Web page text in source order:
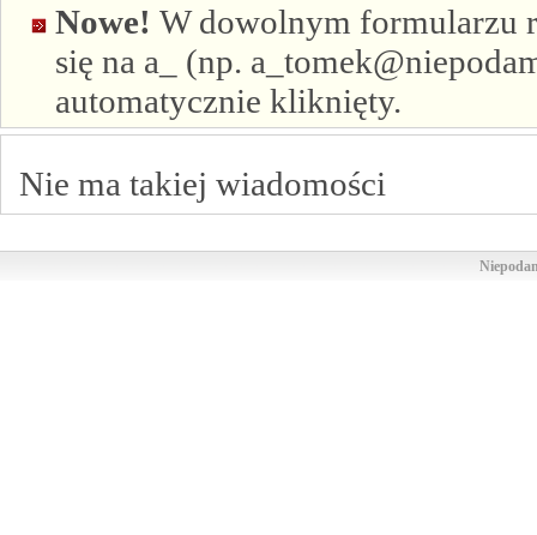
Nowe! W dowolnym formularzu
się na a_ (np.
automatycznie kliknięty.
Nie ma takiej wiadomości